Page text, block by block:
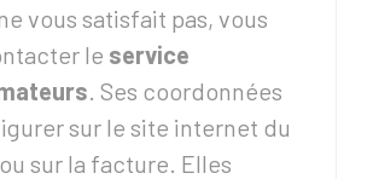
vous satisfait pas, vous
le service
. Ses coordonnées
sur le site internet du
sur la facture. Elles